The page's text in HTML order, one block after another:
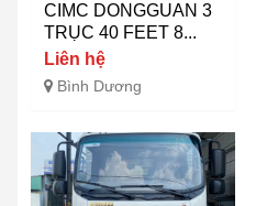
CIMC DONGGUAN 3
TRỤC 40 FEET 8...
Liên hệ
Bình Dương